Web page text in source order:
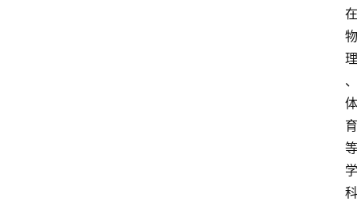
在
物
理
、
体
育
等
学
科